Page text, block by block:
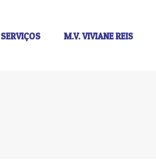
SERVIÇOS M.V. VIVIANE REIS